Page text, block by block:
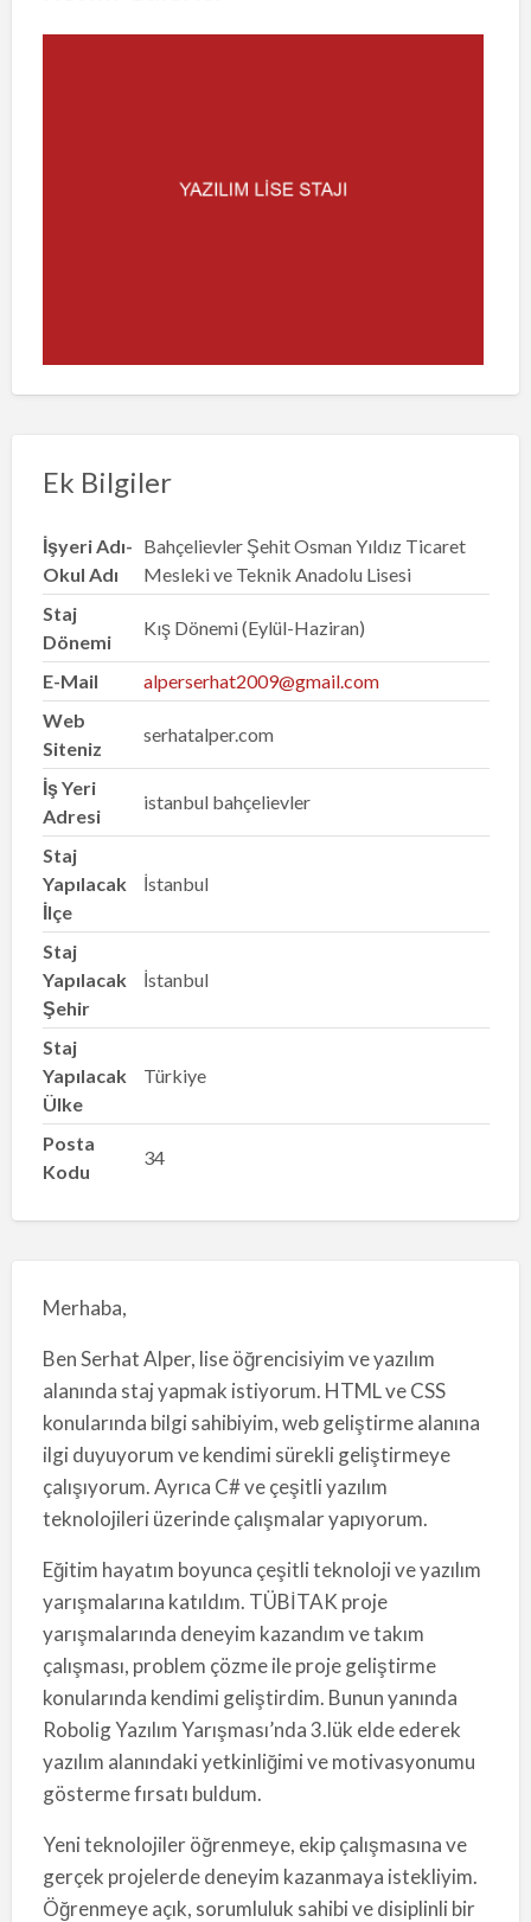
Ek Bilgiler
İşyeri Adı-
Okul Adı
Bahçelievler Şehit Osman Yıldız Ticaret
Mesleki ve Teknik Anadolu Lisesi
Staj
Dönemi
Kış Dönemi (Eylül-Haziran)
E-Mail
alperserhat2009@gmail.com
Web
Siteniz
serhatalper.com
İş Yeri
Adresi
istanbul bahçelievler
Staj
Yapılacak
İlçe
İstanbul
Staj
Yapılacak
Şehir
İstanbul
Staj
Yapılacak
Ülke
Türkiye
Posta
Kodu
34
Merhaba,
Ben Serhat Alper, lise öğrencisiyim ve yazılım
alanında staj yapmak istiyorum. HTML ve CSS
konularında bilgi sahibiyim, web geliştirme alanına
ilgi duyuyorum ve kendimi sürekli geliştirmeye
çalışıyorum. Ayrıca C# ve çeşitli yazılım
teknolojileri üzerinde çalışmalar yapıyorum.
Eğitim hayatım boyunca çeşitli teknoloji ve yazılım
yarışmalarına katıldım. TÜBİTAK proje
yarışmalarında deneyim kazandım ve takım
çalışması, problem çözme ile proje geliştirme
konularında kendimi geliştirdim. Bunun yanında
Robolig Yazılım Yarışması’nda 3.lük elde ederek
yazılım alanındaki yetkinliğimi ve motivasyonumu
gösterme fırsatı buldum.
Yeni teknolojiler öğrenmeye, ekip çalışmasına ve
gerçek projelerde deneyim kazanmaya istekliyim.
Öğrenmeye açık, sorumluluk sahibi ve disiplinli bir